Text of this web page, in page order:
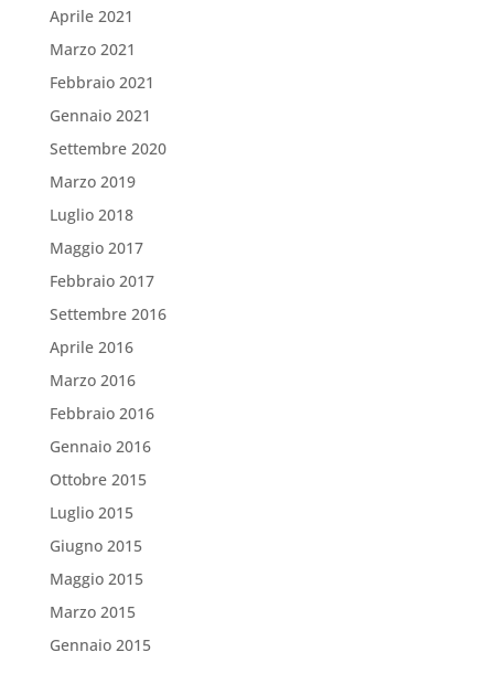
Aprile 2021
Marzo 2021
Febbraio 2021
Gennaio 2021
Settembre 2020
Marzo 2019
Luglio 2018
Maggio 2017
Febbraio 2017
Settembre 2016
Aprile 2016
Marzo 2016
Febbraio 2016
Gennaio 2016
Ottobre 2015
Luglio 2015
Giugno 2015
Maggio 2015
Marzo 2015
Gennaio 2015